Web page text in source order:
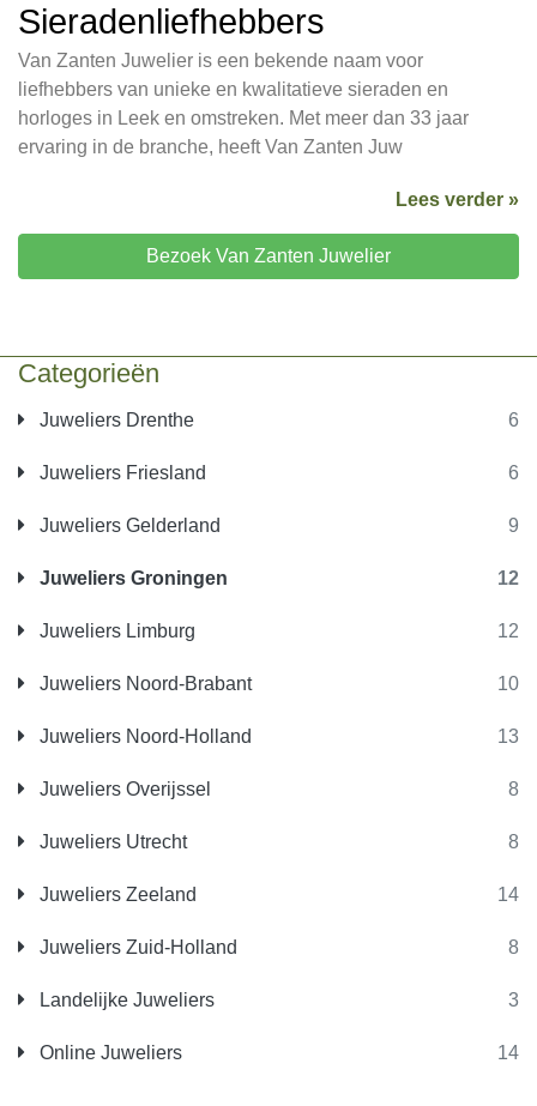
Categorieën
Juweliers Drenthe 6
Juweliers Friesland 6
Juweliers Gelderland 9
Juweliers Groningen 12
Juweliers Limburg 12
Juweliers Noord-Brabant 10
Juweliers Noord-Holland 13
Juweliers Overijssel 8
Juweliers Utrecht 8
Juweliers Zeeland 14
Juweliers Zuid-Holland 8
Landelijke Juweliers 3
Online Juweliers 14
Sieradenliefhebbers
Van Zanten Juwelier is een bekende naam voor
liefhebbers van unieke en kwalitatieve sieraden en
horloges in Leek en omstreken. Met meer dan 33 jaar
ervaring in de branche, heeft Van Zanten Juw
Lees verder »
Bezoek Van Zanten Juwelier